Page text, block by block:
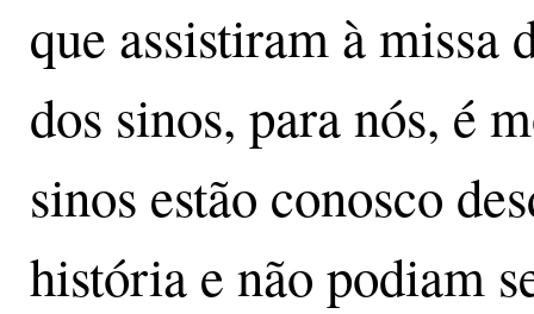
que assistiram à missa
dos sinos, para nós, é
sinos estão conosco
história e não podiam